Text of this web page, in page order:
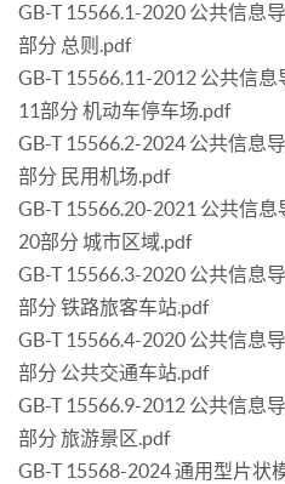
GB-T 15566.1-2020 公共信息
部分 总则.pdf
GB-T 15566.11-2012 公共信
11部分 机动车停车场.pdf
GB-T 15566.2-2024 公共信息
部分 民用机场.pdf
GB-T 15566.20-2021 公共信
20部分 城市区域.pdf
GB-T 15566.3-2020 公共信息
部分 铁路旅客车站.pdf
GB-T 15566.4-2020 公共信息
部分 公共交通车站.pdf
GB-T 15566.9-2012 公共信息
部分 旅游景区.pdf
GB-T 15568-2024 通用型片状